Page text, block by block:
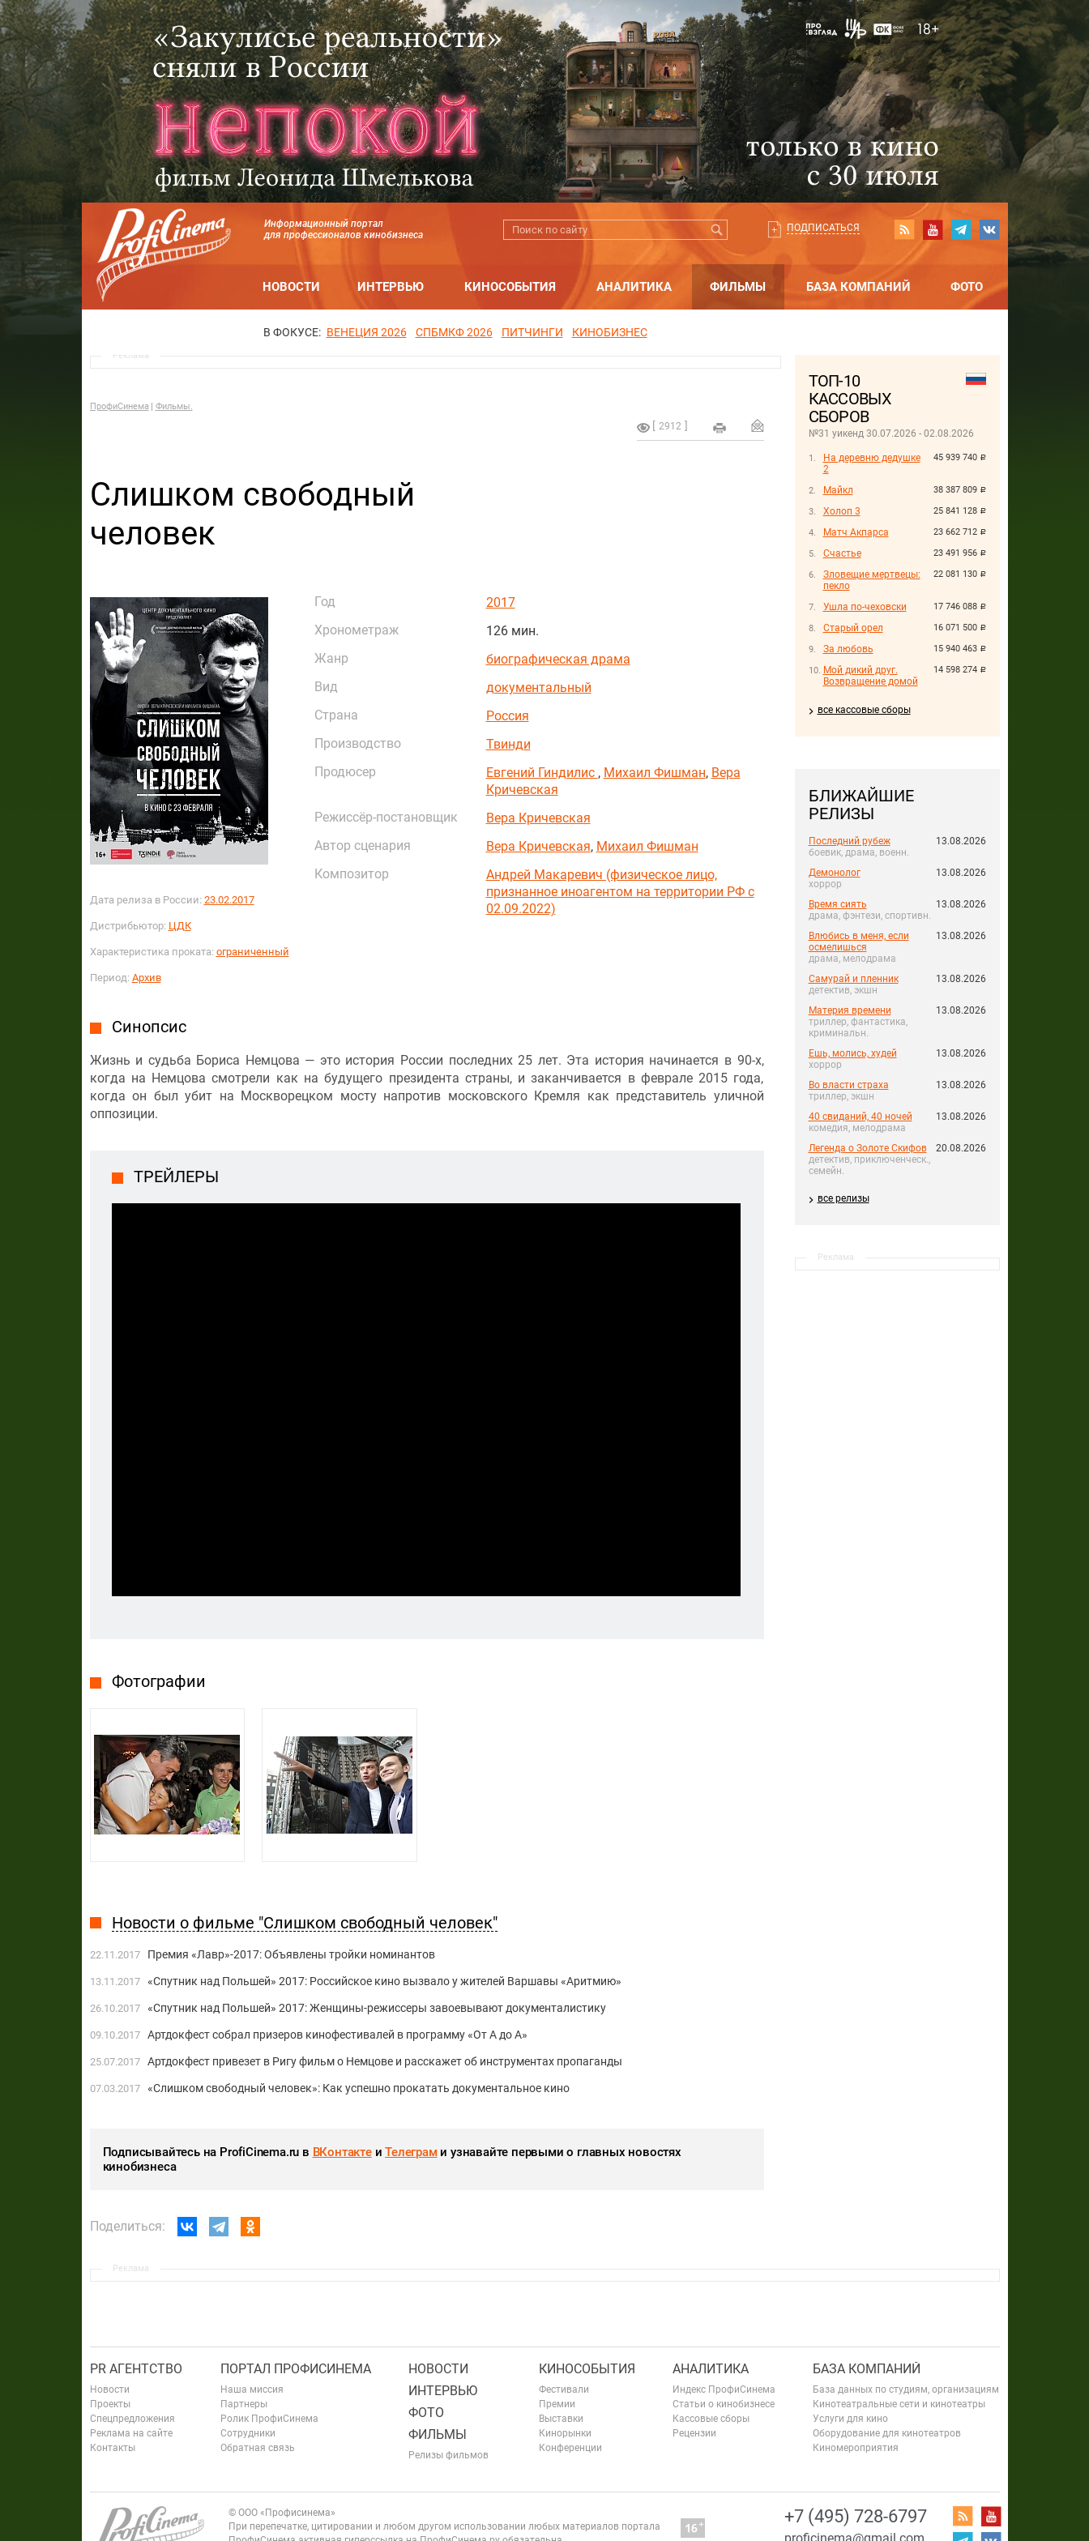
Информационный портал
для профессионалов кинобизнеса
ПОДПИСАТЬСЯ
НОВОСТИ ИНТЕРВЬЮ КИНОСОБЫТИЯ АНАЛИТИКА ФИЛЬМЫ БАЗА КОМПАНИЙ ФОТО
В ФОКУСЕ: ВЕНЕЦИЯ 2026 СПБМКФ 2026 ПИТЧИНГИ КИНОБИЗНЕС
ТОП-10
КАССОВЫХ
СБОРОВ
№31 уикенд 30.07.2026 - 02.08.2026
45 939 740 руб.
На деревню дедушке
2
38 387 809 руб.
Майкл
25 841 128 руб.
Холоп 3
23 662 712 руб.
Матч Акпарса
23 491 956 руб.
Счастье
22 081 130 руб.
Зловещие мертвецы:
пекло
17 746 088 руб.
Ушла по-чеховски
16 071 500 руб.
Старый орел
15 940 463 руб.
За любовь
14 598 274 руб.
Мой дикий друг.
Возвращение домой
все кассовые сборы
БЛИЖАЙШИЕ
РЕЛИЗЫ
Последний рубеж
боевик, драма, военн.
13.08.2026
Демонолог
хоррор
13.08.2026
Время сиять
драма, фэнтези, спортивн.
13.08.2026
Влюбись в меня, если
осмелишься
драма, мелодрама
13.08.2026
Самурай и пленник
детектив, экшн
13.08.2026
Материя времени
триллер, фантастика,
криминальн.
13.08.2026
Ешь, молись, худей
хоррор
13.08.2026
Во власти страха
триллер, экшн
13.08.2026
40 свиданий, 40 ночей
комедия, мелодрама
13.08.2026
Легенда о Золоте Скифов
детектив, приключенческ.,
семейн.
20.08.2026
все релизы
Реклама
Реклама
ПрофиСинема Фильмы.
2912
Слишком свободный
человек
Дата релиза в России: 23.02.2017
Дистрибьютор: ЦДК
Характеристика проката: ограниченный
Период: Архив
Год
2017
Хронометраж
126 мин.
Жанр
биографическая драма
Вид
документальный
Страна
Россия
Производство
Твинди
Продюсер
Евгений Гиндилис , Михаил Фишман, Вера
Кричевская
Режиссёр-постановщик
Вера Кричевская
Автор сценария
Вера Кричевская, Михаил Фишман
Композитор
Андрей Макаревич (физическое лицо,
признанное иноагентом на территории РФ с
02.09.2022)
Синопсис
Жизнь и судьба Бориса Немцова — это история России последних 25 лет. Эта история начинается в 90-х,
когда на Немцова смотрели как на будущего президента страны, и заканчивается в феврале 2015 года,
когда он был убит на Москворецком мосту напротив московского Кремля как представитель уличной
оппозиции.
ТРЕЙЛЕРЫ
Фотографии
Новости о фильме "Слишком свободный человек"
22.11.2017 Премия «Лавр»-2017: Объявлены тройки номинантов
13.11.2017 «Спутник над Польшей» 2017: Российское кино вызвало у жителей Варшавы «Аритмию»
26.10.2017 «Спутник над Польшей» 2017: Женщины-режиссеры завоевывают документалистику
09.10.2017 Артдокфест собрал призеров кинофестивалей в программу «От А до А»
25.07.2017 Артдокфест привезет в Ригу фильм о Немцове и расскажет об инструментах пропаганды
07.03.2017 «Слишком свободный человек»: Как успешно прокатать документальное кино
Подписывайтесь на ProfiCinema.ru в ВКонтактеиТелеграми узнавайте первыми о главных новостях
кинобизнеса
Поделиться:
Реклама
PR АГЕНТСТВО
Новости
Проекты
Спецпредложения
Реклама на сайте
Контакты
ПОРТАЛ ПРОФИСИНЕМА
Наша миссия
Партнеры
Ролик ПрофиСинема
Сотрудники
Обратная связь
НОВОСТИ
ИНТЕРВЬЮ
ФОТО
ФИЛЬМЫ
Релизы фильмов
КИНОСОБЫТИЯ
Фестивали
Премии
Выставки
Кинорынки
Конференции
АНАЛИТИКА
Индекс ПрофиСинема
Статьи о кинобизнесе
Кассовые сборы
Рецензии
БАЗА КОМПАНИЙ
База данных по студиям, организациям
Кинотеатральные сети и кинотеатры
Услуги для кино
Оборудование для кинотеатров
Киномероприятия
+7 (495) 728-6797
© ООО «Профисинема»
При перепечатке, цитировании и любом другом использовании любых материалов портала